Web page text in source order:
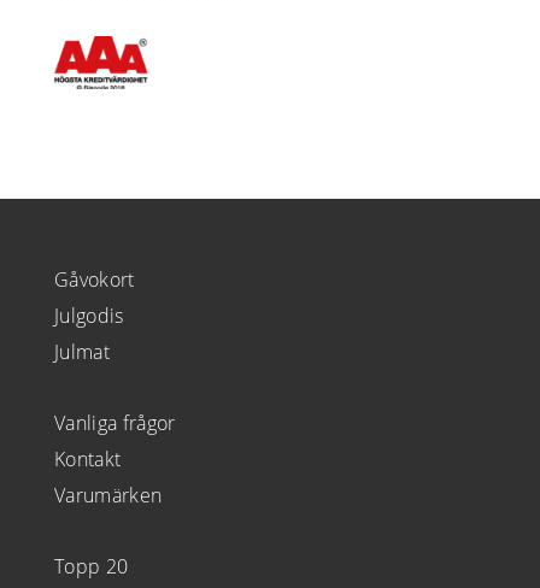
Gåvokort
Julgodis
Julmat
Vanliga frågor
Kontakt
Varumärken
Topp 20